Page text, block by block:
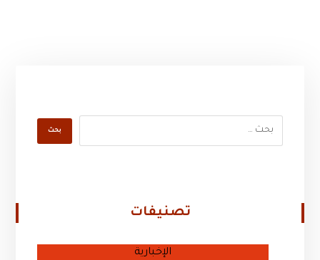
تصنيفات
الإخبارية